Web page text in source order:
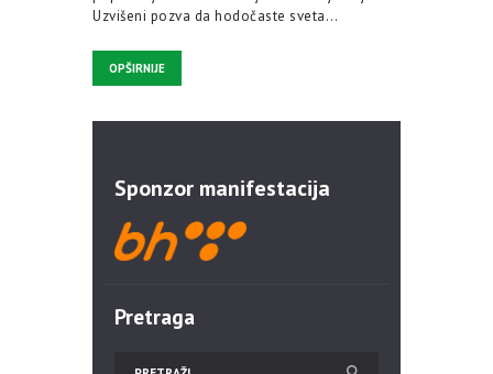
Uzvišeni pozva da hodočaste sveta…
OPŠIRNIJE
Sponzor manifestacija
Pretraga